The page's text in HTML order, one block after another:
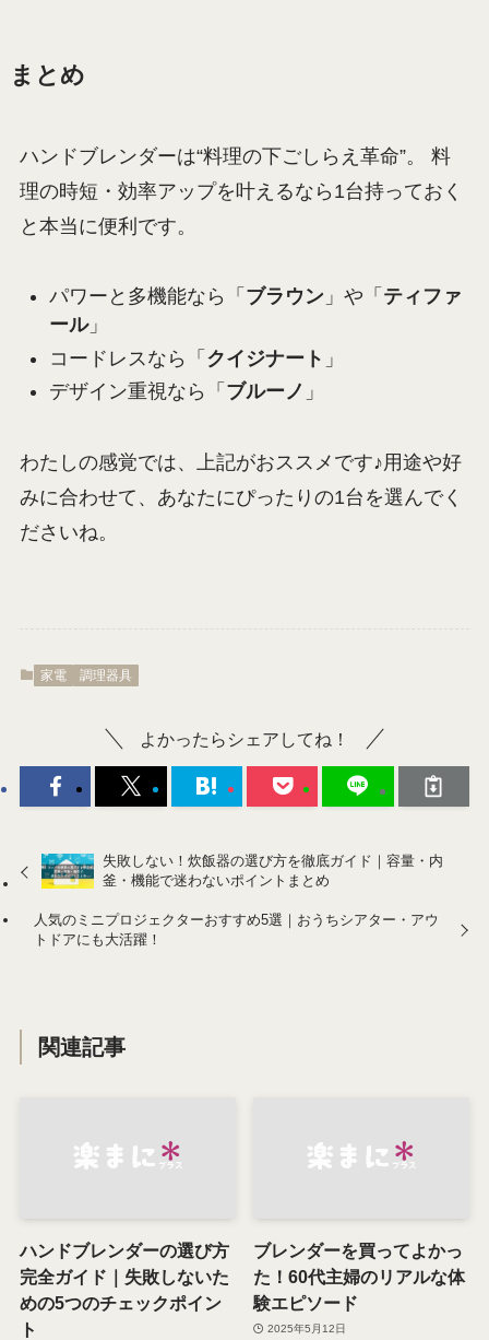
まとめ
ハンドブレンダーは“料理の下ごしらえ革命”。 料
理の時短・効率アップを叶えるなら1台持っておく
と本当に便利です。
パワーと多機能なら「 ブラウン」や「 ティファ
ール」
コードレスなら「 クイジナート 」
デザイン重視なら「 ブルーノ 」
わたしの感覚では、上記がおススメ です♪用途や好
みに合わせて、あなたにぴったりの1台を選んでく
ださいね。
家電 調理器具
よかったらシェアしてね！
失敗しない！炊飯器の選び方を徹底ガイド｜容量・内
釜・機能で迷わないポイントまとめ
人気のミニプロジェクターおすすめ5選｜おうちシアター・アウ
トドアにも大活躍！
関連記事
ハンドブレンダーの選び方
完全ガイド｜失敗しないた
めの5つのチェックポイン
ト
ブレンダーを買ってよかっ
た！60代主婦のリアルな体
験エピソード
2025年5月12日